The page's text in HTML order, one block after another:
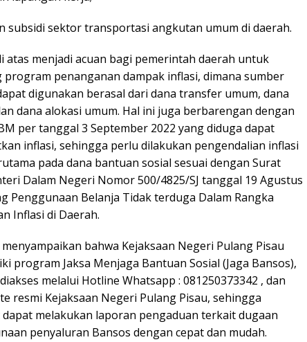
subsidi sektor transportasi angkutan umum di daerah.
atas menjadi acuan bagi pemerintah daerah untuk
program penanganan dampak inflasi, dimana sumber
digunakan berasal dari dana transfer umum, dana
dana alokasi umum. Hal ini juga berbarengan dengan
per tanggal 3 September 2022 yang diduga dapat
inflasi, sehingga perlu dilakukan pengendalian inflasi
pada dana bantuan sosial sesuai dengan Surat
Dalam Negeri Nomor 500/4825/SJ tanggal 19 Agustus
Penggunaan Belanja Tidak terduga Dalam Rangka
Inflasi di Daerah.
bahwa Kejaksaan Negeri Pulang Pisau
program Jaksa Menjaga Bantuan Sosial (Jaga Bansos),
melalui Hotline Whatsapp : 081250373342 , dan
resmi Kejaksaan Negeri Pulang Pisau, sehingga
dapat melakukan laporan pengaduan terkait dugaan
penyaluran Bansos dengan cepat dan mudah.